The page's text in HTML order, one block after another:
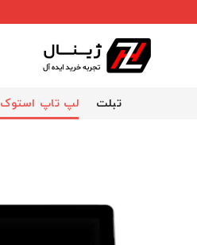
to
تبلت لپ تاپ استوک